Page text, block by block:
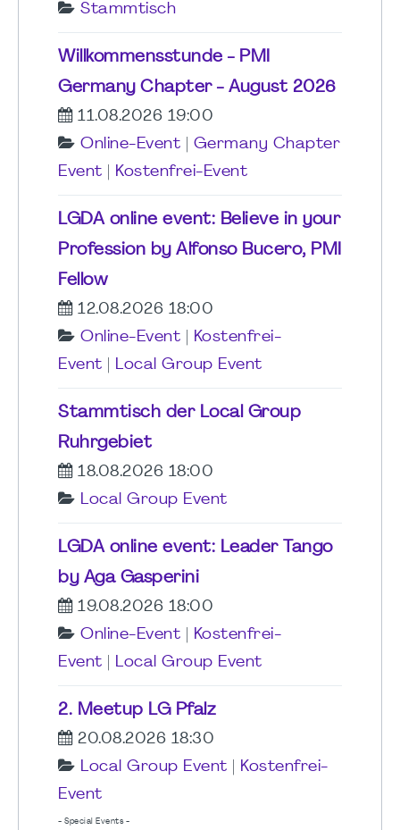
Stammtisch
Willkommensstunde - PMI
Germany Chapter - August 2026
11.08.2026 19:00
Online-Event
Germany Chapter
Event
Kostenfrei-Event
LGDA online event: Believe in your
Profession by Alfonso Bucero, PMI
Fellow
12.08.2026 18:00
Online-Event
Kostenfrei-
Event
Local Group Event
Stammtisch der Local Group
Ruhrgebiet
18.08.2026 18:00
Local Group Event
LGDA online event: Leader Tango
by Aga Gasperini
19.08.2026 18:00
Online-Event
Kostenfrei-
Event
Local Group Event
2. Meetup LG Pfalz
20.08.2026 18:30
Local Group Event
Kostenfrei-
Event
- Special Events -